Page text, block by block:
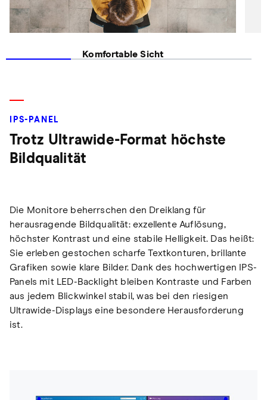
Komfortable Sicht
IPS-PANEL
Trotz Ultrawide-Format höchste
Bildqualität
Die Monitore beherrschen den Dreiklang für
herausragende Bildqualität: exzellente Auflösung,
höchster Kontrast und eine stabile Helligkeit. Das heißt:
Sie erleben gestochen scharfe Textkonturen, brillante
Grafiken sowie klare Bilder. Dank des hochwertigen IPS-
Panels mit LED-Backlight bleiben Kontraste und Farben
aus jedem Blickwinkel stabil, was bei den riesigen
Ultrawide-Displays eine besondere Herausforderung
ist.